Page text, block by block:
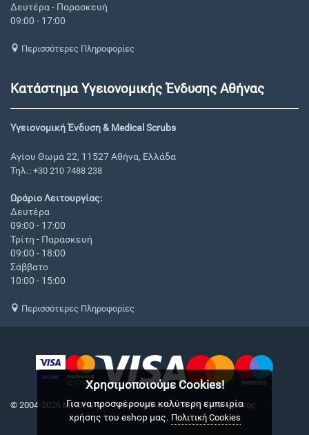
Δευτέρα - Παρασκευή
09:00 - 17:00
Περισσότερες Πληροφορίες
Κατάστημα Υγειονομικής Ένδυσης Αθήνας
Υγειονομική Ένδυση & Medical Scrubs
Αγίου Θωμά 22, 11527 Αθήνα, Ελλάδα
Τηλ.: +30 210 7488 238
Ωράριο Λειτουργίας:
Δευτέρα
09:00 - 17:00
Τρίτη - Παρασκευή
09:00 - 18:00
Σάββατο
10:00 - 15:00
Περισσότερες Πληροφορίες
© 2004-2026 Medical.gr. - Με επιφύλαξη παντός δικαιώματος
Χρησιμοποιούμε Cookies!
Για να προσφέρουμε καλύτερη εμπειρία
χρήσης του eshop μας. Πολιτική Cookies